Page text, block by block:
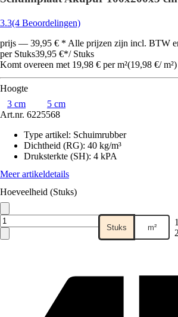
3.3(4 Beoordelingen)
prijs — 39,95 € * Alle prijzen zijn incl. BTW
per Stuks39,95 €*/ Stuks
Komt overeen met 19,98 € per m²(19,98 €/ m²)
Hoogte
3 cm
5 cm
Art.nr. 6225568
Type artikel: Schuimrubber
Dichtheid (RG): 40 kg/m³
Druksterkte (SH): 4 kPA
Meer artikeldetails
Hoeveelheid (Stuks)
Stuks m²